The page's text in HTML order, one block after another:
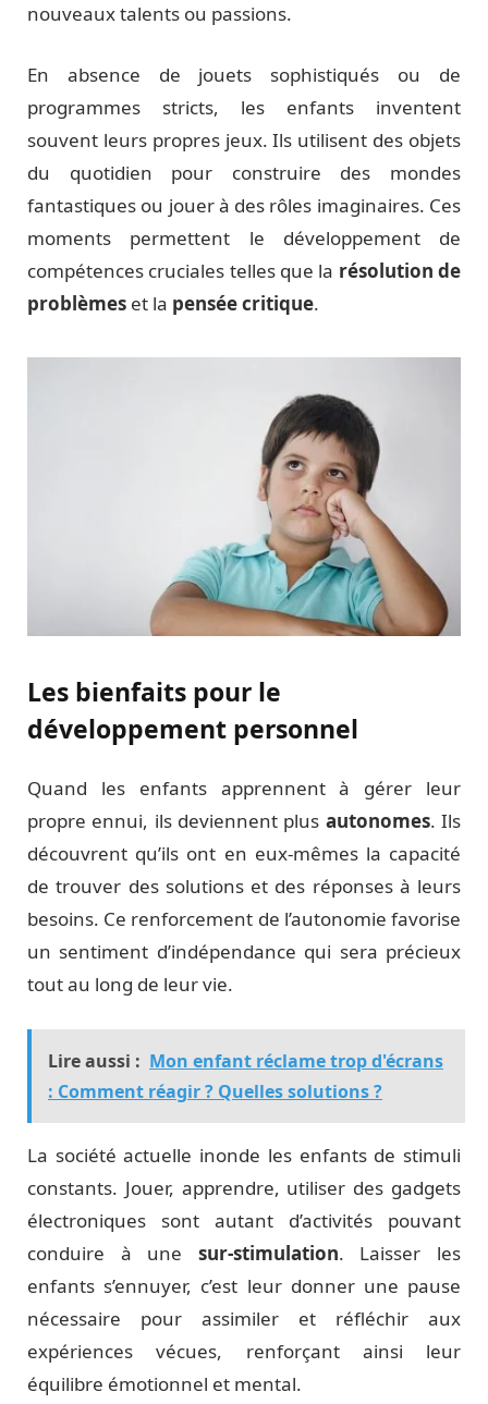
nouveaux talents ou passions.
En absence de jouets sophistiqués ou de
programmes stricts, les enfants inventent
souvent leurs propres jeux. Ils utilisent des objets
du quotidien pour construire des mondes
fantastiques ou jouer à des rôles imaginaires. Ces
moments permettent le développement de
compétences cruciales telles que la résolution de
problèmes et la pensée critique.
Les bienfaits pour le
développement personnel
Quand les enfants apprennent à gérer leur
propre ennui, ils deviennent plus autonomes. Ils
découvrent qu’ils ont en eux-mêmes la capacité
de trouver des solutions et des réponses à leurs
besoins. Ce renforcement de l’autonomie favorise
un sentiment d’indépendance qui sera précieux
tout au long de leur vie.
Lire aussi : Mon enfant réclame trop d'écrans
: Comment réagir ? Quelles solutions ?
La société actuelle inonde les enfants de stimuli
constants. Jouer, apprendre, utiliser des gadgets
électroniques sont autant d’activités pouvant
conduire à une sur-stimulation. Laisser les
enfants s’ennuyer, c’est leur donner une pause
nécessaire pour assimiler et réfléchir aux
expériences vécues, renforçant ainsi leur
équilibre émotionnel et mental.